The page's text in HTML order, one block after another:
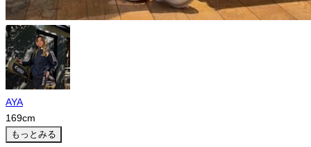
AYA
169cm
もっとみる